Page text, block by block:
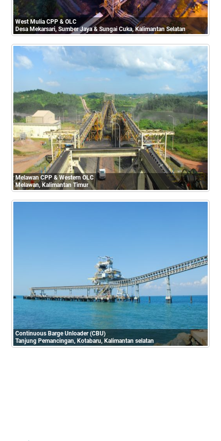
West Mulia CPP & OLC
Desa Mekarsari, Sumber Jaya & Sungai Cuka, Kalimantan Selatan
Melawan CPP & Western OLC
Melawan, Kalimantan Timur
Continuous Barge Unloader (CBU)
Tanjung Pemancingan, Kotabaru, Kalimantan selatan